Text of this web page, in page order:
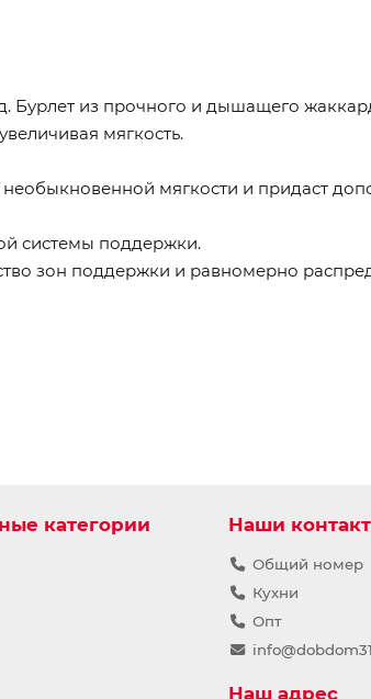
Бурлет из прочного и дышащего
мягкость.
мягкости и придаст
системы поддержки.
зон поддержки и равномерно
категории Наши
Общий номер
Кухни
Опт
Наш адрес